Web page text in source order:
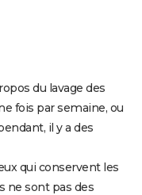
du lavage des
fois par semaine, ou
il y a des
qui conservent les
ne sont pas des